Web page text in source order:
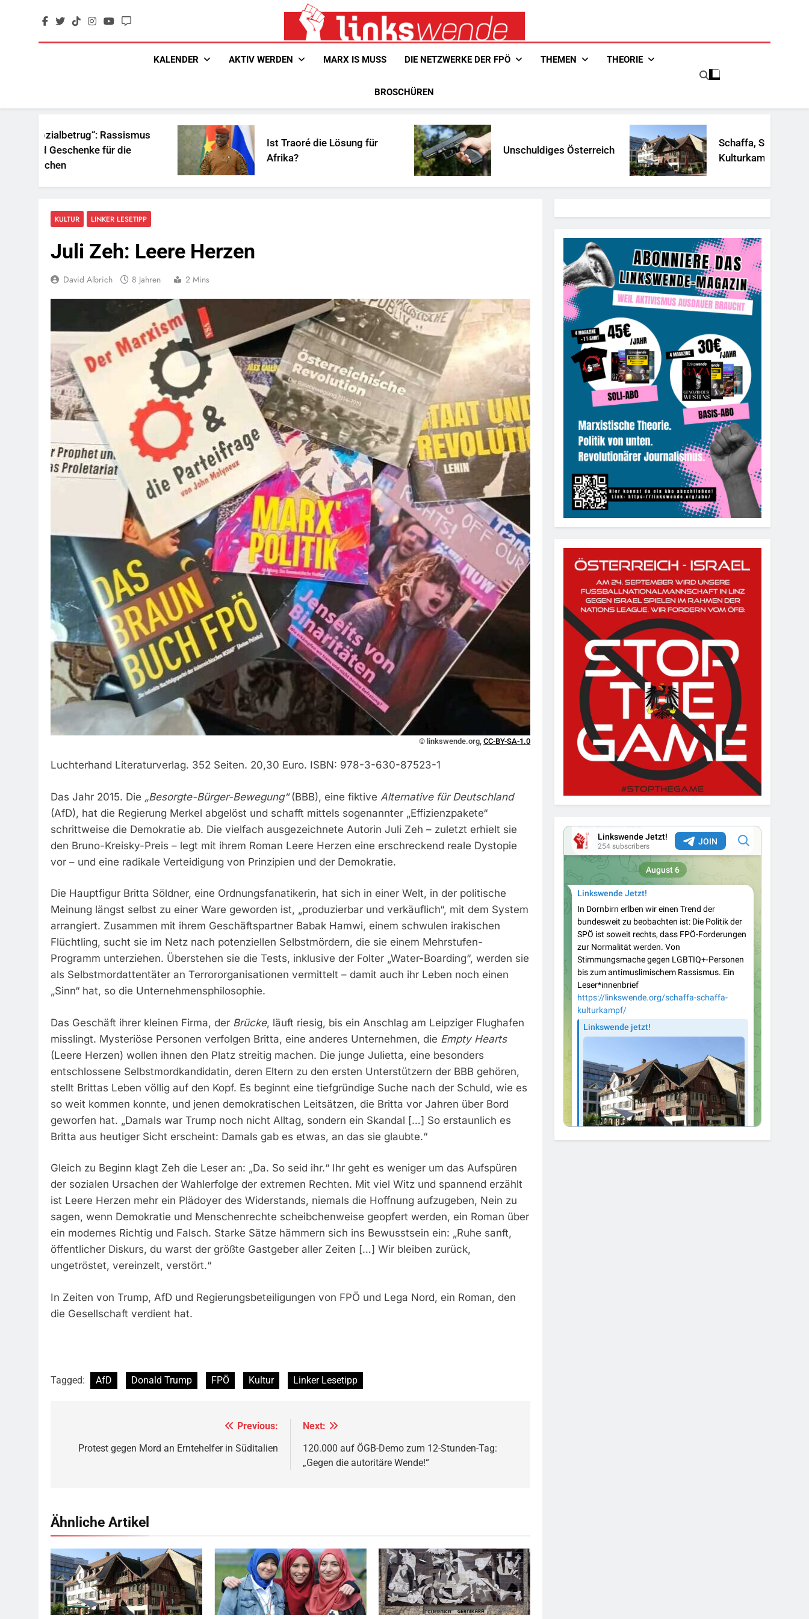
Linkswende Jetzt!
KALENDER AKTIV WERDEN MARX IS MUSS DIE NETZWERKE DER FPÖ THEMEN THEORIE
BROSCHÜREN
Rassismus
für die
Ist Traoré die Lösung für
Afrika?
Unschuldiges Österreich
Schaffa, Schaffa …
Kulturkampf?
KULTUR LINKER LESETIPP
Juli Zeh: Leere Herzen
David Albrich 8 Jahren 2 Mins
© linkswende.org,CC-BY-SA-1.0
Luchterhand Literaturverlag. 352 Seiten. 20,30 Euro. ISBN: 978-3-630-87523-1
Das Jahr 2015. Die „Besorgte-Bürger-Bewegung“(BBB), eine fiktive Alternative für Deutschland
(AfD), hat die Regierung Merkel abgelöst und schafft mittels sogenannter „Effizienzpakete“
schrittweise die Demokratie ab. Die vielfach ausgezeichnete Autorin Juli Zeh – zuletzt erhielt sie
den Bruno-Kreisky-Preis – legt mit ihrem Roman Leere Herzen eine erschreckend reale Dystopie
vor – und eine radikale Verteidigung von Prinzipien und der Demokratie.
Die Hauptfigur Britta Söldner, eine Ordnungsfanatikerin, hat sich in einer Welt, in der politische
Meinung längst selbst zu einer Ware geworden ist, „produzierbar und verkäuflich“, mit dem System
arrangiert. Zusammen mit ihrem Geschäftspartner Babak Hamwi, einem schwulen irakischen
Flüchtling, sucht sie im Netz nach potenziellen Selbstmördern, die sie einem Mehrstufen-
Programm unterziehen. Überstehen sie die Tests, inklusive der Folter „Water-Boarding“, werden sie
als Selbstmordattentäter an Terrororganisationen vermittelt – damit auch ihr Leben noch einen
„Sinn“ hat, so die Unternehmensphilosophie.
Das Geschäft ihrer kleinen Firma, der Brücke, läuft riesig, bis ein Anschlag am Leipziger Flughafen
misslingt. Mysteriöse Personen verfolgen Britta, eine anderes Unternehmen, die Empty Hearts
(Leere Herzen) wollen ihnen den Platz streitig machen. Die junge Julietta, eine besonders
entschlossene Selbstmordkandidatin, deren Eltern zu den ersten Unterstützern der BBB gehören,
stellt Brittas Leben völlig auf den Kopf. Es beginnt eine tiefgründige Suche nach der Schuld, wie es
so weit kommen konnte, und jenen demokratischen Leitsätzen, die Britta vor Jahren über Bord
geworfen hat. „Damals war Trump noch nicht Alltag, sondern ein Skandal […] So erstaunlich es
Britta aus heutiger Sicht erscheint: Damals gab es etwas, an das sie glaubte.“
Gleich zu Beginn klagt Zeh die Leser an: „Da. So seid ihr.“ Ihr geht es weniger um das Aufspüren
der sozialen Ursachen der Wahlerfolge der extremen Rechten. Mit viel Witz und spannend erzählt
ist Leere Herzen mehr ein Plädoyer des Widerstands, niemals die Hoffnung aufzugeben, Nein zu
sagen, wenn Demokratie und Menschenrechte scheibchenweise geopfert werden, ein Roman über
ein modernes Richtig und Falsch. Starke Sätze hämmern sich ins Bewusstsein ein: „Ruhe sanft,
öffentlicher Diskurs, du warst der größte Gastgeber aller Zeiten […] Wir bleiben zurück,
ungetröstet, vereinzelt, verstört.“
In Zeiten von Trump, AfD und Regierungsbeteiligungen von FPÖ und Lega Nord, ein Roman, den
die Gesellschaft verdient hat.
Tagged: AfD Donald Trump FPÖ Kultur Linker Lesetipp
Previous:
Protest gegen Mord an Erntehelfer in Süditalien
Next:
120.000 auf ÖGB-Demo zum 12-Stunden-Tag:
„Gegen die autoritäre Wende!“
Ähnliche Artikel
Rotes Haus, Dornbirn, Quelle© Böhringer
Friedrich
CC BY-SA 2.5
Wikimedia
Commons
Das Kopftuchverbot hat nur den Zweck
Muslime zu stigmatisieren,Quelle©CC-BY-
2.0
Guerniaca Fliesen: Nachbildung in
Guernica_Tony Hisgett,Quelle©BY 2.0